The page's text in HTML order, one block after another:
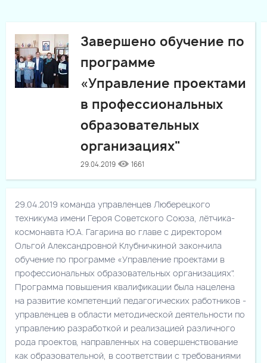
Завершено обучение по
программе
«Управление проектами
в профессиональных
образовательных
организациях"
29.04.2019 1661
29.04.2019 команда управленцев Люберецкого
техникума имени Героя Советского Союза, лётчика-
космонавта Ю.А. Гагарина во главе с директором
Ольгой Александровной Клубничкиной закончила
обучение по программе «Управление проектами в
профессиональных образовательных организациях".
Программа повышения квалификации была нацелена
на развитие компетенций педагогических работников -
управленцев в области методической деятельности по
управлению разработкой и реализацией различного
рода проектов, направленных на совершенствование
как образовательной, в соответствии с требованиями